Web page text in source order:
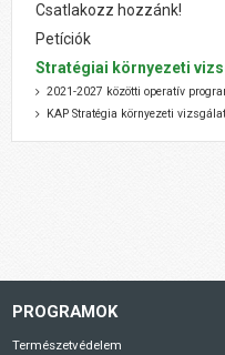
Csatlakozz hozzánk!
Petíciók
Stratégiai környezeti
2021-2027 közötti operatív
KAP Stratégia környezeti
PROGRAMOK
Természetvédelem